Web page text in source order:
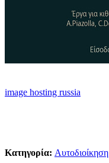
image hosting russia
Κατηγορία: Αυτοδιοίκηση